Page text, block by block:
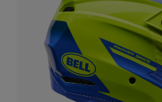
Motocross
Adventure
Retro
Road & Gravel
Urban
BMX